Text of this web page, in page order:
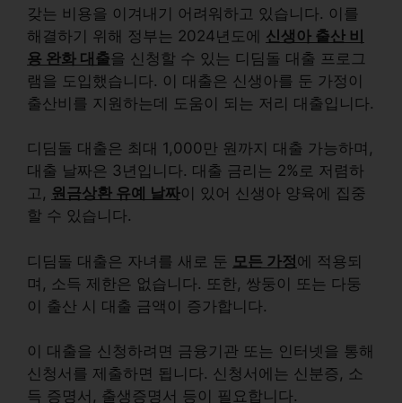
갖는 비용을 이겨내기 어려워하고 있습니다. 이를
해결하기 위해 정부는 2024년도에 신생아 출산 비
용 완화 대출을 신청할 수 있는 디딤돌 대출 프로그
램을 도입했습니다. 이 대출은 신생아를 둔 가정이
출산비를 지원하는데 도움이 되는 저리 대출입니다.
디딤돌 대출은 최대 1,000만 원 까지 대출 가능하며,
대출 날짜은 3년 입니다. 대출 금리는 2%로 저렴하
고, 원금상환 유예 날짜이 있어 신생아 양육에 집중
할 수 있습니다.
디딤돌 대출은 자녀를 새로 둔 모든 가정에 적용되
며, 소득 제한은 없습니다. 또한, 쌍둥이 또는 다둥
이 출산 시 대출 금액이 증가합니다.
이 대출을 신청하려면 금융기관 또는 인터넷을 통해
신청서를 제출하면 됩니다. 신청서에는 신분증, 소
득 증명서, 출생증명서 등이 필요합니다.